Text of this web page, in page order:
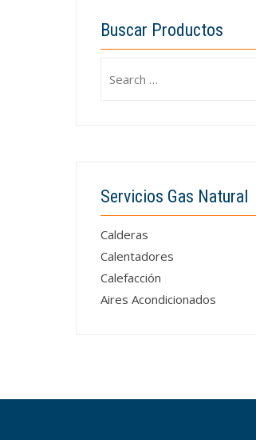
Buscar Productos
for:
Servicios Gas Natural
Calderas
Calentadores
Calefacción
Aires Acondicionados